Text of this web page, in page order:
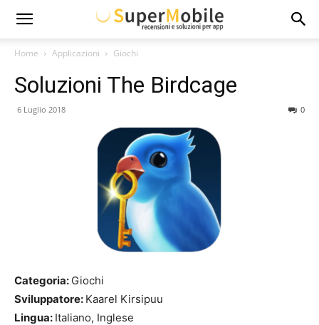
Super
Mobile
Home Applicazioni Giochi
Soluzioni The Birdcage
6 Luglio 2018 0
Categoria: Giochi
Sviluppatore: Kaarel Kirsipuu
Lingua: Italiano, Inglese